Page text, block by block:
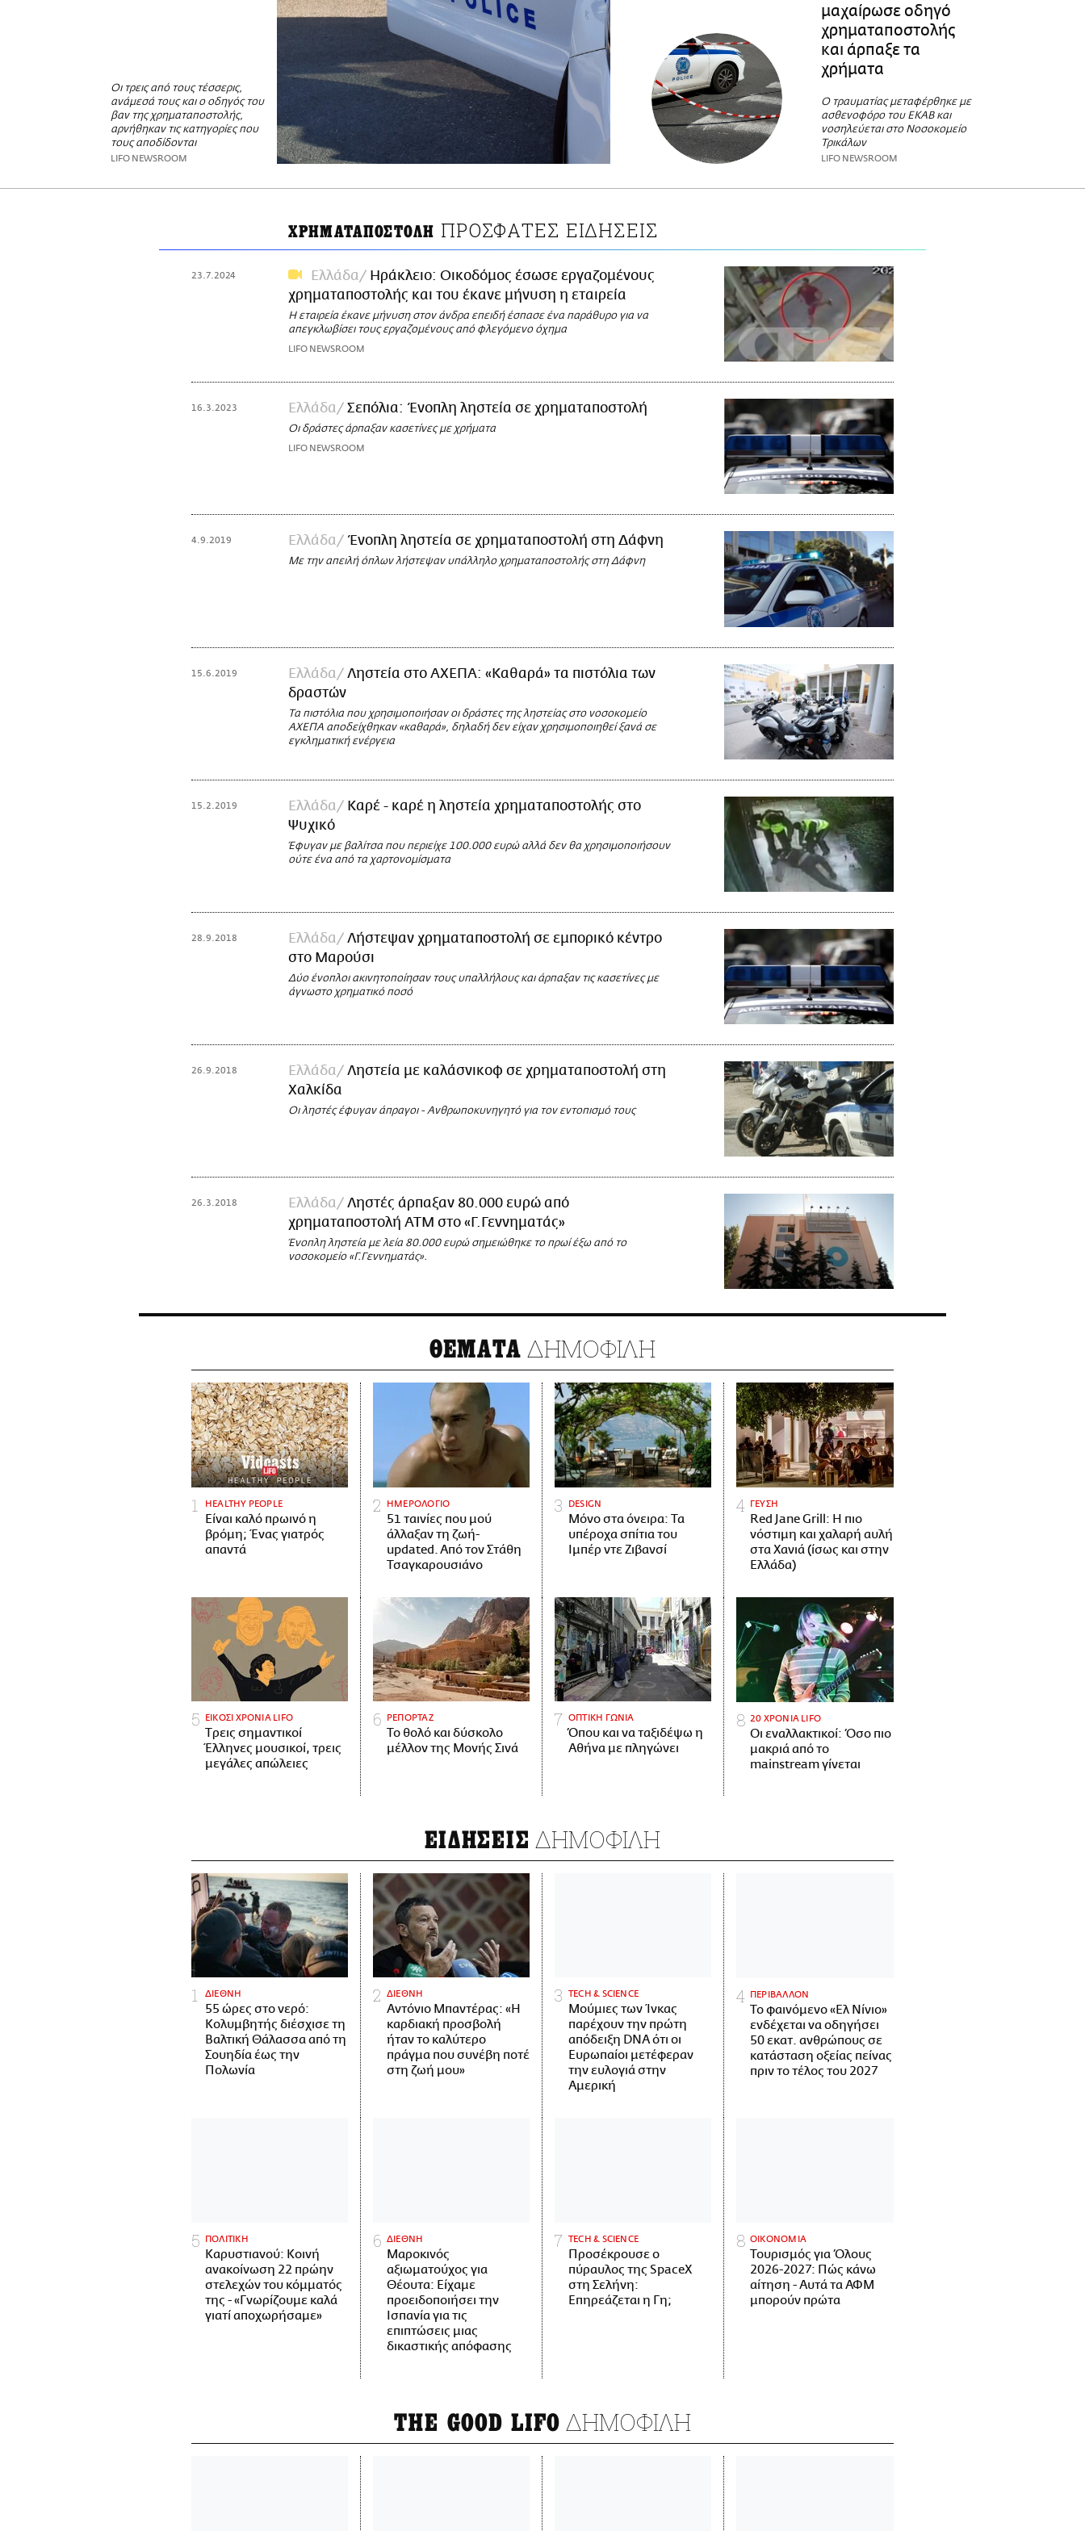
Oι τρεις από τους τέσσερις,
ανάμεσά τους και ο οδηγός του
βαν της χρηματαποστολής,
αρνήθηκαν τις κατηγορίες που
τους αποδίδονται
LIFO NEWSROOM
μαχαίρωσε οδηγό
χρηματαποστολής
και άρπαξε τα
χρήματα
Ο τραυματίας μεταφέρθηκε με
ασθενοφόρο του ΕΚΑΒ και
νοσηλεύεται στο Νοσοκομείο
Τρικάλων
LIFO NEWSROOM
ΧΡΗΜΑΤΑΠΟΣΤΟΛΗ ΠΡΟΣΦΑΤΕΣ ΕΙΔΗΣΕΙΣ
23.7.2024 Ελλάδα
Ηράκλειο: Οικοδόμος έσωσε εργαζομένους
χρηματαποστολής και του έκανε μήνυση η εταιρεία
Η εταιρεία έκανε μήνυση στον άνδρα επειδή έσπασε ένα παράθυρο για να
απεγκλωβίσει τους εργαζομένους από φλεγόμενο όχημα
LIFO NEWSROOM
16.3.2023 Ελλάδα Σεπόλια: Ένοπλη ληστεία σε χρηματαποστολή
Οι δράστες άρπαξαν κασετίνες με χρήματα
LIFO NEWSROOM
4.9.2019 Ελλάδα Ένοπλη ληστεία σε χρηματαποστολή στη Δάφνη
Με την απειλή όπλων λήστεψαν υπάλληλο χρηματαποστολής στη Δάφνη
15.6.2019 Ελλάδα
Ληστεία στο ΑΧΕΠΑ: «Καθαρά» τα πιστόλια των
δραστών
Τα πιστόλια που χρησιμοποιήσαν οι δράστες της ληστείας στο νοσοκομείο
ΑΧΕΠΑ αποδείχθηκαν «καθαρά», δηλαδή δεν είχαν χρησιμοποιηθεί ξανά σε
εγκληματική ενέργεια
15.2.2019 Ελλάδα
Καρέ - καρέ η ληστεία χρηματαποστολής στο
Ψυχικό
Έφυγαν με βαλίτσα που περιείχε 100.000 ευρώ αλλά δεν θα χρησιμοποιήσουν
ούτε ένα από τα χαρτονομίσματα
28.9.2018 Ελλάδα
Λήστεψαν χρηματαποστολή σε εμπορικό κέντρο
στο Μαρούσι
Δύο ένοπλοι ακινητοποίησαν τους υπαλλήλους και άρπαξαν τις κασετίνες με
άγνωστο χρηματικό ποσό
26.9.2018 Ελλάδα
Ληστεία με καλάσνικοφ σε χρηματαποστολή στη
Χαλκίδα
Οι ληστές έφυγαν άπραγοι - Ανθρωποκυνηγητό για τον εντοπισμό τους
26.3.2018 Ελλάδα
Ληστές άρπαξαν 80.000 ευρώ από
χρηματαποστολή ΑΤΜ στο «Γ.Γεννηματάς»
Ένοπλη ληστεία με λεία 80.000 ευρώ σημειώθηκε το πρωί έξω από το
νοσοκομείο «Γ.Γεννηματάς».
ΘΕΜΑΤΑ ΔΗΜΟΦΙΛΗ
HEALTHY PEOPLE
Είναι καλό πρωινό η
βρόμη; Ένας γιατρός
απαντά
ΗΜΕΡΟΛΟΓΙΟ
51 ταινίες που μού
άλλαξαν τη ζωή-
updated. Aπό τον Στάθη
Τσαγκαρουσιάνο
DESIGN
Μόνο στα όνειρα: Τα
υπέροχα σπίτια του
Ιμπέρ ντε Ζιβανσί
ΓΕΥΣΗ
Red Jane Grill: Η πιο
νόστιμη και χαλαρή αυλή
στα Χανιά (ίσως και στην
Ελλάδα)
ΕΙΚΟΣΙ ΧΡΟΝΙΑ LIFO
Tρεις σημαντικοί
Έλληνες μουσικοί, τρεις
μεγάλες απώλειες
ΡΕΠΟΡΤΑΖ
Το θολό και δύσκολο
μέλλον της Μονής Σινά
ΟΠΤΙΚΗ ΓΩΝΙΑ
Όπου και να ταξιδέψω η
Αθήνα με πληγώνει
20 ΧΡΟΝΙΑ LIFO
Οι εναλλακτικοί: Όσο πιο
μακριά από το
mainstream γίνεται
ΕΙΔΗΣΕΙΣ ΔΗΜΟΦΙΛΗ
ΔΙΕΘΝΗ
55 ώρες στο νερό:
Κολυμβητής διέσχισε τη
Βαλτική Θάλασσα από τη
Σουηδία έως την
Πολωνία
ΔΙΕΘΝΗ
Αντόνιο Μπαντέρας: «Η
καρδιακή προσβολή
ήταν το καλύτερο
πράγμα που συνέβη ποτέ
στη ζωή μου»
ΤECH & SCIENCE
Μούμιες των Ίνκας
παρέχουν την πρώτη
απόδειξη DNA ότι οι
Ευρωπαίοι μετέφεραν
την ευλογιά στην
Αμερική
ΠΕΡΙΒΑΛΛΟΝ
Το φαινόμενο «Ελ Νίνιο»
ενδέχεται να οδηγήσει
50 εκατ. ανθρώπους σε
κατάσταση οξείας πείνας
πριν το τέλος του 2027
ΠΟΛΙΤΙΚΗ
Καρυστιανού: Κοινή
ανακοίνωση 22 πρώην
στελεχών του κόμματός
της - «Γνωρίζουμε καλά
γιατί αποχωρήσαμε»
ΔΙΕΘΝΗ
Μαροκινός
αξιωματούχος για
Θέουτα: Είχαμε
προειδοποιήσει την
Ισπανία για τις
επιπτώσεις μιας
δικαστικής απόφασης
ΤECH & SCIENCE
Προσέκρουσε ο
πύραυλος της SpaceX
στη Σελήνη:
Επηρεάζεται η Γη;
ΟΙΚΟΝΟΜΙΑ
Τουρισμός για Όλους
2026-2027: Πώς κάνω
αίτηση - Αυτά τα ΑΦΜ
μπορούν πρώτα
THE GOOD LIFO ΔΗΜΟΦΙΛΗ